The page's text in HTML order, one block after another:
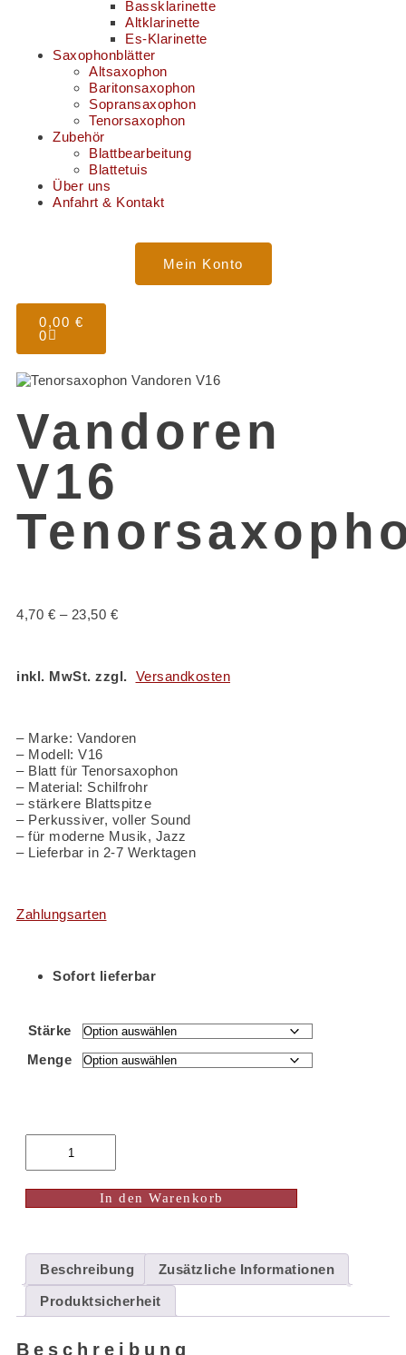
Bassklarinette
Altklarinette
Es-Klarinette
Saxophonblätter
Altsaxophon
Baritonsaxophon
Sopransaxophon
Tenorsaxophon
Zubehör
Blattbearbeitung
Blattetuis
Über uns
Anfahrt & Kontakt
Mein Konto
0,00 €
0
Vandoren
V16
4,70 € – 23,50 €
inkl. MwSt. zzgl. Versandkosten
– Marke: Vandoren
– Modell: V16
– Blatt für Tenorsaxophon
– Material: Schilfrohr
– stärkere Blattspitze
– Perkussiver, voller Sound
– für moderne Musik, Jazz
– Lieferbar in 2-7 Werktagen
Zahlungsarten
Sofort lieferbar
Stärke
Menge
In den Warenkorb
Beschreibung Zusätzliche Informationen
Produktsicherheit
Beschreibung